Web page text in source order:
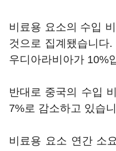
비료용 요소의 수입
것으로 집계됐습니다
우디아라비아가 10%
반대로 중국의 수입
7%로 감소하고 있습
비료용 요소 연간 소